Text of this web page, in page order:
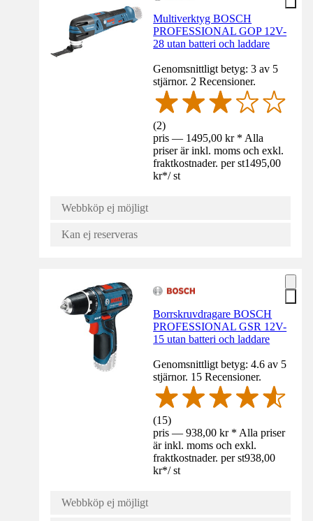
Multiverktyg BOSCH
PROFESSIONAL GOP 12V-
28 utan batteri och laddare
Genomsnittligt betyg: 3 av 5
stjärnor. 2 Recensioner.
(2)
pris — 1495,00 kr * Alla
priser är inkl. moms och exkl.
fraktkostnader. per st1495,00
kr*/ st
Webbköp ej möjligt
Kan ej reserveras
Borrskruvdragare BOSCH
PROFESSIONAL GSR 12V-
15 utan batteri och laddare
Genomsnittligt betyg: 4.6 av 5
stjärnor. 15 Recensioner.
(15)
pris — 938,00 kr * Alla priser
är inkl. moms och exkl.
fraktkostnader. per st938,00
kr*/ st
Webbköp ej möjligt